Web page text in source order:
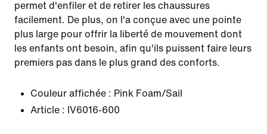
permet d'enfiler et de retirer les chaussures
facilement. De plus, on l'a conçue avec une pointe
plus large pour offrir la liberté de mouvement dont
les enfants ont besoin, afin qu'ils puissent faire leurs
premiers pas dans le plus grand des conforts.
Couleur affichée : Pink Foam/Sail
Article : IV6016-600